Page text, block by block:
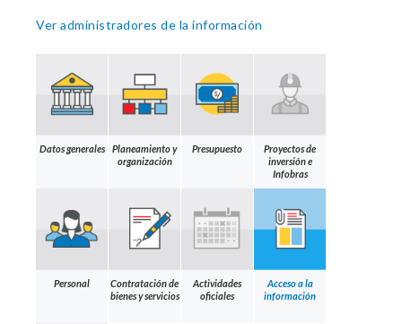
Ver administradores de la información
Datos generales
Planeamiento y
organización
Presupuesto
Proyectos de
inversión e
Infobras
Personal
Contratación de
bienes y servicios
Actividades
oficiales
Acceso a la
información